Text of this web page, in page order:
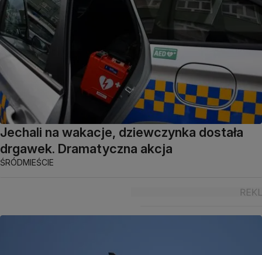
Jechali na wakacje, dziewczynka dostała
drgawek. Dramatyczna akcja
ŚRÓDMIEŚCIE